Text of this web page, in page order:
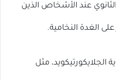
عند الأشخاص الذين
الغدة النخامية.
الجلايكورتيكويد، مثل